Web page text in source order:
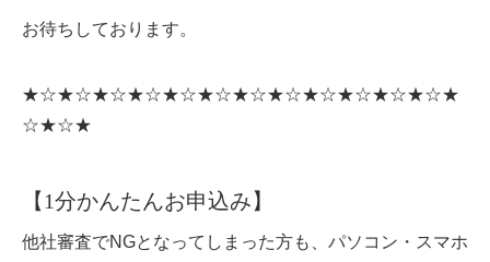
お待ちしております。
★☆★☆★☆★☆★☆★☆★☆★☆★☆★☆★☆★☆★
☆★☆★
【1分かんたんお申込み】
他社審査でNGとなってしまった方も、パソコン・スマホ